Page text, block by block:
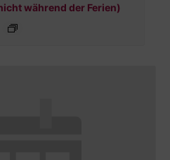
während der Ferien)